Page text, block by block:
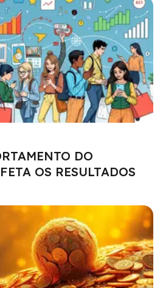
DO
OS RESULTADOS